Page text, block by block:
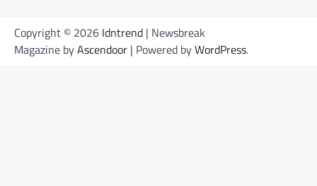
Copyright © 2026 Idntrend | Newsbreak
Magazine byAscendoor | Powered byWordPress.